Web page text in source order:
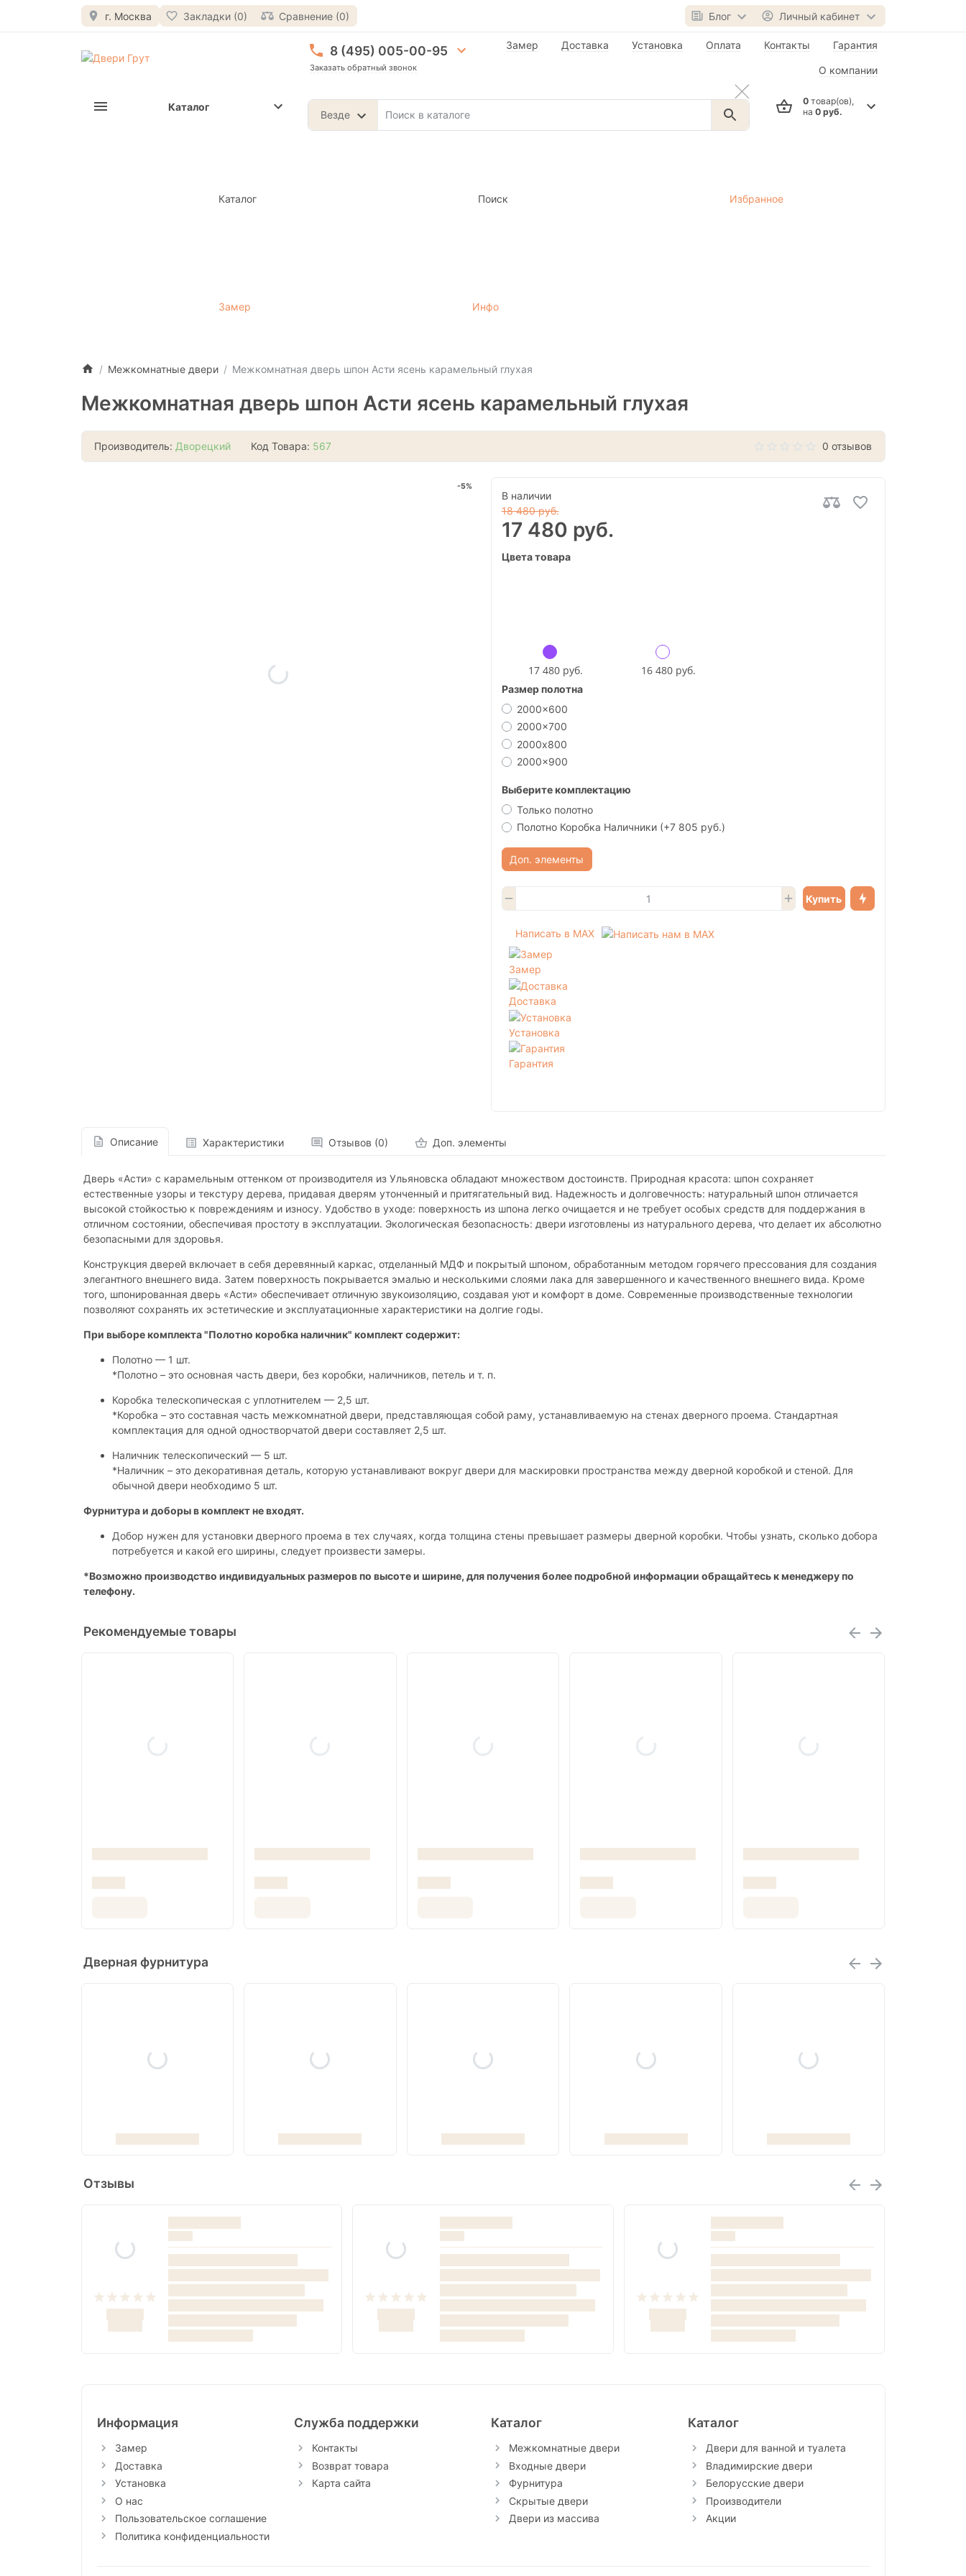
г. Москва Закладки (0) Сравнение (0) Блог Личный кабинет
8 (495) 005-00-95
Заказать обратный звонок
Везде
Замер Доставка Установка Оплата Контакты Гарантия
О компании
0товар(ов),
на 0 руб.
Каталог
Каталог Поиск Избранное
Замер Инфо
Межкомнатные двери Межкомнатная дверь шпон Асти ясень карамельный глухая
Межкомнатная дверь шпон Асти ясень карамельный глухая
Производитель: Дворецкий Код Товара: 567 0 отзывов
-5%
В наличии
18 480 руб.
17 480 руб.
Цвета товара
17 480 руб. 16 480 руб.
Размер полотна
2000x600
2000x700
2000х800
2000x900
Выберите комплектацию
Только полотно
Полотно Коробка Наличники (+7 805 руб.)
Доп. элементы
Купить
Написать в MAX
Замер
Доставка
Установка
Гарантия
Описание Характеристики Отзывов (0) Доп. элементы
Дверь «Асти» с карамельным оттенком от производителя из Ульяновска обладают множеством достоинств. Природная красота: шпон сохраняет
естественные узоры и текстуру дерева, придавая дверям утонченный и притягательный вид. Надежность и долговечность: натуральный шпон отличается
высокой стойкостью к повреждениям и износу. Удобство в уходе: поверхность из шпона легко очищается и не требует особых средств для поддержания в
отличном состоянии, обеспечивая простоту в эксплуатации. Экологическая безопасность: двери изготовлены из натурального дерева, что делает их абсолютно
безопасными для здоровья.
Конструкция дверей включает в себя деревянный каркас, отделанный МДФ и покрытый шпоном, обработанным методом горячего прессования для создания
элегантного внешнего вида. Затем поверхность покрывается эмалью и несколькими слоями лака для завершенного и качественного внешнего вида. Кроме
того, шпонированная дверь «Асти» обеспечивает отличную звукоизоляцию, создавая уют и комфорт в доме. Современные производственные технологии
позволяют сохранять их эстетические и эксплуатационные характеристики на долгие годы.
При выборе комплекта "Полотно коробка наличник" комплект содержит:
Полотно — 1 шт.
*Полотно – это основная часть двери, без коробки, наличников, петель и т. п.
Коробка телескопическая с уплотнителем — 2,5 шт.
*Коробка – это составная часть межкомнатной двери, представляющая собой раму, устанавливаемую на стенах дверного проема. Стандартная
комплектация для одной одностворчатой двери составляет 2,5 шт.
Наличник телескопический — 5 шт.
*Наличник – это декоративная деталь, которую устанавливают вокруг двери для маскировки пространства между дверной коробкой и стеной. Для
обычной двери необходимо 5 шт.
Фурнитура и доборы в комплект не входят.
Добор нужен для установки дверного проема в тех случаях, когда толщина стены превышает размеры дверной коробки. Чтобы узнать, сколько добора
потребуется и какой его ширины, следует произвести замеры.
*Возможно производство индивидуальных размеров по высоте и ширине, для получения более подробной информации обращайтесь к менеджеру по
телефону.
Рекомендуемые товары
Дверная фурнитура
Отзывы
Информация
Замер
Доставка
Установка
О нас
Пользовательское соглашение
Политика конфиденциальности
Служба поддержки
Контакты
Возврат товара
Карта сайта
Каталог
Межкомнатные двери
Входные двери
Фурнитура
Скрытые двери
Двери из массива
Каталог
Двери для ванной и туалета
Владимирские двери
Белорусские двери
Производители
Акции